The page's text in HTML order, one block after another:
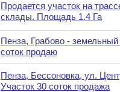
Продается участок на
склады. Площадь 1.4 Га
Пенза, Грабово - земельный
соток продаю
Пенза, Бессоновка, ул.
Участок 30 соток продажа